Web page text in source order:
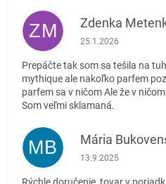
ZM Zdenka
Hodnotenie
25.1.2026
Prepáčte tak som sa tešila na
mythique ale nakoľko parfem
parfem sa v ničom Ale že v
Som veľmi sklamaná.
MB Mária
Hodnotenie
13.9.2025